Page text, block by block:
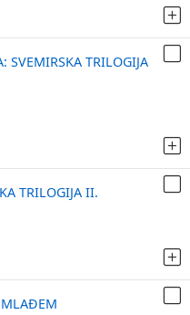
SVEMIRSKA TRILOGIJA
TRILOGIJA II.
MLAĐEM